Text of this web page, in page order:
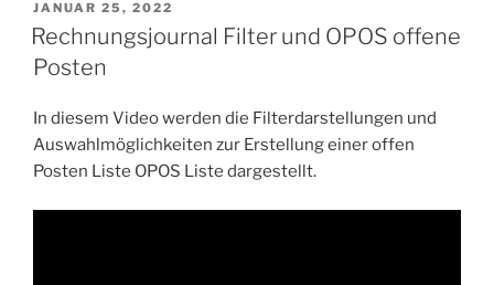
VERÖFFENTLICHT
AM
JANUAR 25, 2022
Rechnungsjournal Filter und OPOS offene
Posten
In diesem Video werden die Filterdarstellungen und
Auswahlmöglichkeiten zur Erstellung einer offen
Posten Liste OPOS Liste dargestellt.